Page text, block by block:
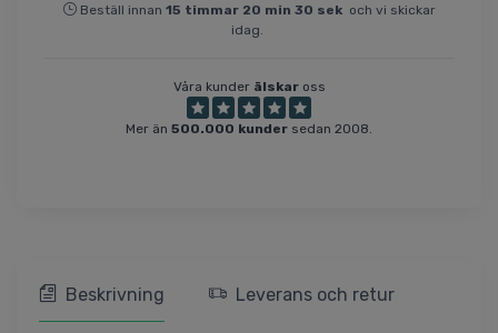
Beställ innan 15 timmar 20 min 30 sekoch vi skickar
idag.
Våra kunder älskaross
Mer än 500.000 kunder sedan 2008.
Beskrivning Leverans och retur